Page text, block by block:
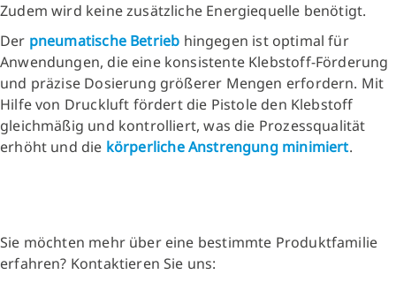
Zudem wird keine zusätzliche Energiequelle benötigt.
Der pneumatische Betrieb hingegen ist optimal für
Anwendungen, die eine konsistente Klebstoff-Förderung
und präzise Dosierung größerer Mengen erfordern. Mit
Hilfe von Druckluft fördert die Pistole den Klebstoff
gleichmäßig und kontrolliert, was die Prozessqualität
erhöht und die körperliche Anstrengung minimiert.
Sie möchten mehr über eine bestimmte Produktfamilie
erfahren? Kontaktieren Sie uns: